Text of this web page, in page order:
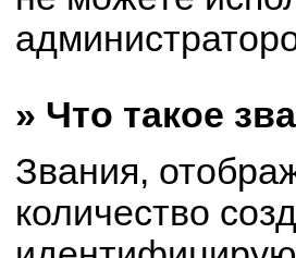
» Что такое
Звания,
количество